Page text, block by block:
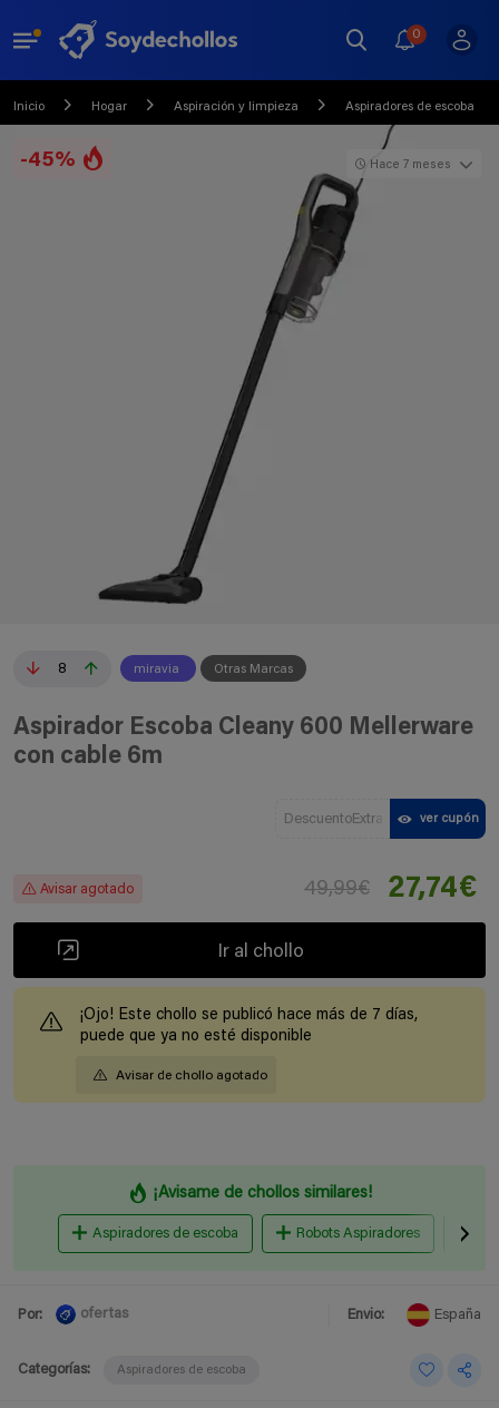
0
Inicio Hogar Aspiración y limpieza Aspiradores de escoba
-45%
8 miravia Otras Marcas
Hace 7 meses
Aspirador Escoba Cleany 600 Mellerware
con cable 6m
DescuentoExtra ver cupón
Avisar agotado 49,99€ 27,74€
Ir al chollo
¡Ojo! Este chollo se publicó hace más de 7 días,
puede que ya no esté disponible
Avisar de chollo agotado
¡Avisame de chollos similares!
Aspiradores de escoba Robots Aspiradores
Por: ofertas Envio: España
Categorías: Aspiradores de escoba